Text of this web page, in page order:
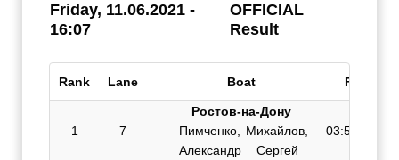
Friday, 11.06.2021 -
16:07
OFFICIAL
Result
Rank Lane Boat Finish
1 7
Ростов-на-Дону
Пимченко,
Александр
Михайлов,
Сергей
03:50.366